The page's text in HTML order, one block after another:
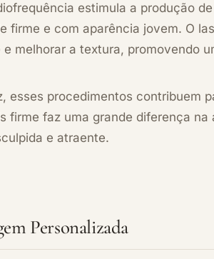
estimula a produção
firme e com aparência jovem. O
melhorar a textura, promovendo
esses procedimentos contribuem
firme faz uma grande diferença na
e atraente.
Personalizada